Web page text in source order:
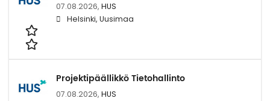
07.08.2026, HUS
Helsinki, Uusimaa
Projektipäällikkö Tietohallinto
07.08.2026, HUS